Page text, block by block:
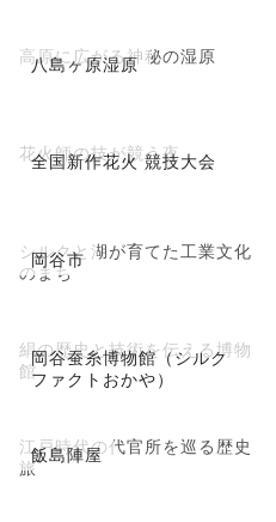
八島ヶ原湿原
高原に広がる神秘の湿原
全国新作花火 競技大会
花火師の技が競う夜
岡谷市
シルクと湖が育てた工業文化
のまち
岡谷蚕糸博物館（シルク
ファクトおかや）
絹の歴史と技術を伝える博物
館
飯島陣屋
江戸時代の代官所を巡る歴史
旅